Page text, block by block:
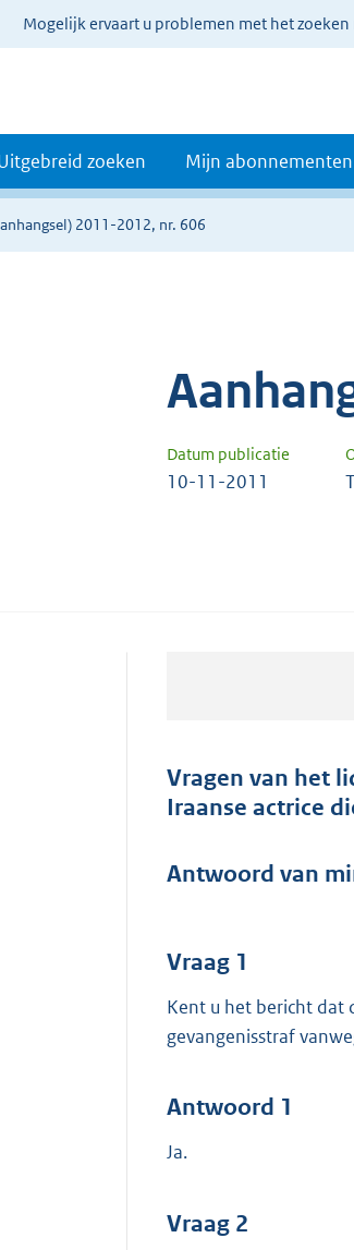
Mogelijk ervaart u problemen met het
zoeken Mijn abonnementen
2011-2012, nr. 606
Datum publicatie
10-11-2011
Vragen van het
Iraanse actrice
Antwoord van
Vraag 1
Kent u het bericht dat
gevangenisstraf
Antwoord 1
Ja.
Vraag 2